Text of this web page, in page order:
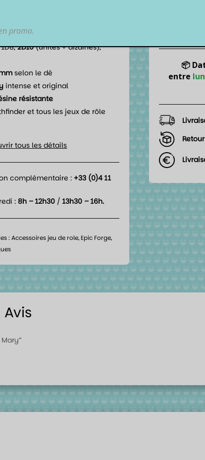
pour JDR
1D8,2D10(unités + dizaines),
selon le dé
intense et original
résistante
et tous les jeux de rôle
tous les détails
complémentaire :+33 (0)4 11
: 8h – 12h30 /13h30 – 16h.
:Accessoires jeu de role, Epic Forge,
📦
entre
Avis
promo.